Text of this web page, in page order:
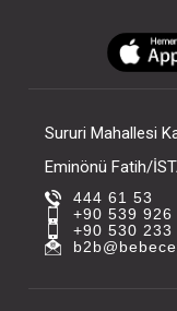
Sururi Mahallesi
Eminönü Fatih/
444 61 53
+90 539 926
+90 530 233